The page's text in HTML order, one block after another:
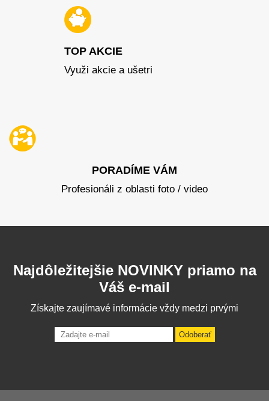
TOP AKCIE
Využi akcie a ušetri
PORADÍME VÁM
Profesionáli z oblasti foto / video
Najdôležitejšie NOVINKY priamo na
Váš e-mail
Získajte zaujímavé informácie vždy medzi prvými
Odoberať